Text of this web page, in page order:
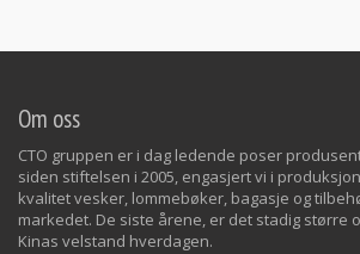
Om oss
CTO gruppen er i dag ledende poser
siden stiftelsen i 2005, engasjert vi i
kvalitet vesker, lommebøker, bagasje og
markedet. De siste årene, er det stadig større
Kinas velstand hverdagen.